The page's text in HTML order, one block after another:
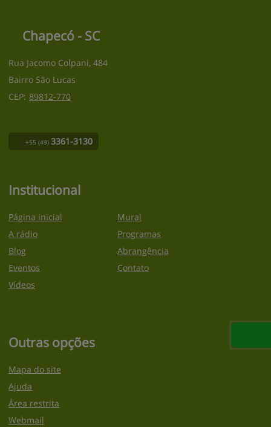
Chapecó - SC
Rua Jacomo Colpani, 484
Bairro São Lucas
CEP: 89812-770
+55 (49) 3361-3130
Institucional
Página inicial
A rádio
Blog
Eventos
Vídeos
Mural
Programas
Abrangência
Contato
Outras opções
Mapa do site
Ajuda
Área restrita
Webmail